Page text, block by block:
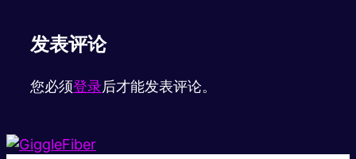
发表评论
您必须登录后才能发表评论。